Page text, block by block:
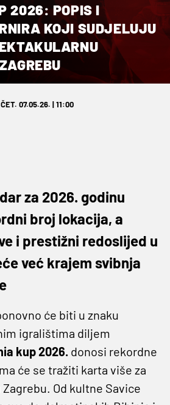
2026: POPIS I
KOJI SUDJELUJU
07.05.26. | 11:00
za 2026. godinu
broj lokacija, a
i prestižni redoslijed u
već krajem svibnja
će biti u znaku
igralištima diljem
kup 2026. donosi rekordne
će se tražiti karta više za
Od kultne Savice